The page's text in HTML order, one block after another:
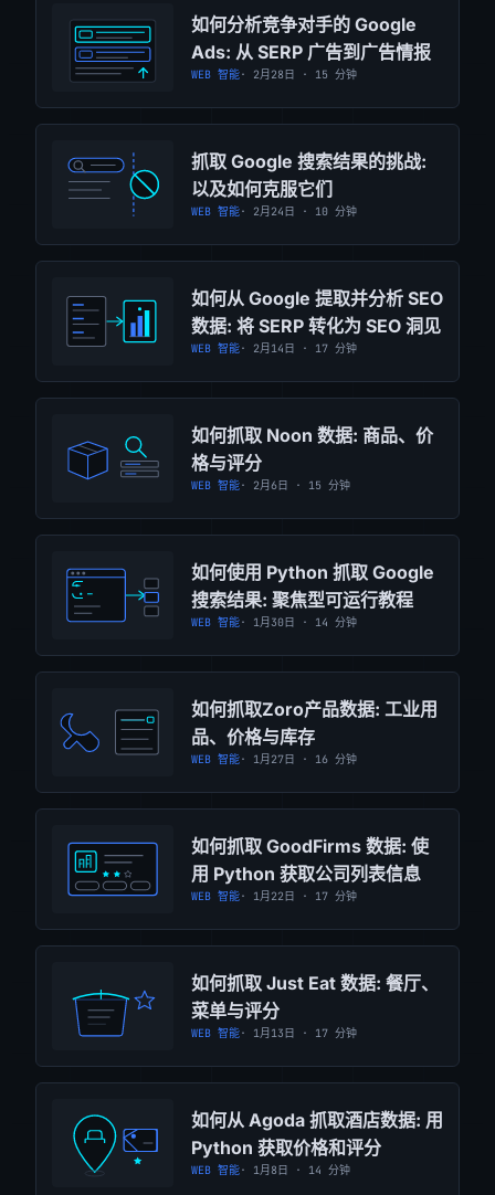
如何分析竞争对手的 Google
Ads: 从 SERP 广告到广告情报
WEB 智能· 2月28日 · 15 分钟
抓取 Google 搜索结果的挑战:
以及如何克服它们
WEB 智能· 2月24日 · 10 分钟
如何从 Google 提取并分析 SEO
数据: 将 SERP 转化为 SEO 洞见
WEB 智能· 2月14日 · 17 分钟
如何抓取 Noon 数据: 商品、价
格与评分
WEB 智能· 2月6日 · 15 分钟
如何使用 Python 抓取 Google
搜索结果: 聚焦型可运行教程
WEB 智能· 1月30日 · 14 分钟
如何抓取Zoro产品数据: 工业用
品、价格与库存
WEB 智能· 1月27日 · 16 分钟
如何抓取 GoodFirms 数据: 使
用 Python 获取公司列表信息
WEB 智能· 1月22日 · 17 分钟
如何抓取 Just Eat 数据: 餐厅、
菜单与评分
WEB 智能· 1月13日 · 17 分钟
如何从 Agoda 抓取酒店数据: 用
Python 获取价格和评分
WEB 智能· 1月8日 · 14 分钟